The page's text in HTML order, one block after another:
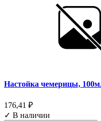
Настойка чемерицы,
176,41 ₽
✓ В наличии